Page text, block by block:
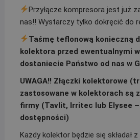
Przyłącze kompresora jest już
nas!! Wystarczy tylko dokręcić do
Taśmę teflonową konieczną
kolektora przed ewentualnymi
dostaniecie Państwo od nas w
UWAGA!! Złączki kolektorowe
zastosowane w kolektorach są
firmy (Tavlit, Irritec lub Elysee
dostępności)
Każdy kolektor będzie się składał